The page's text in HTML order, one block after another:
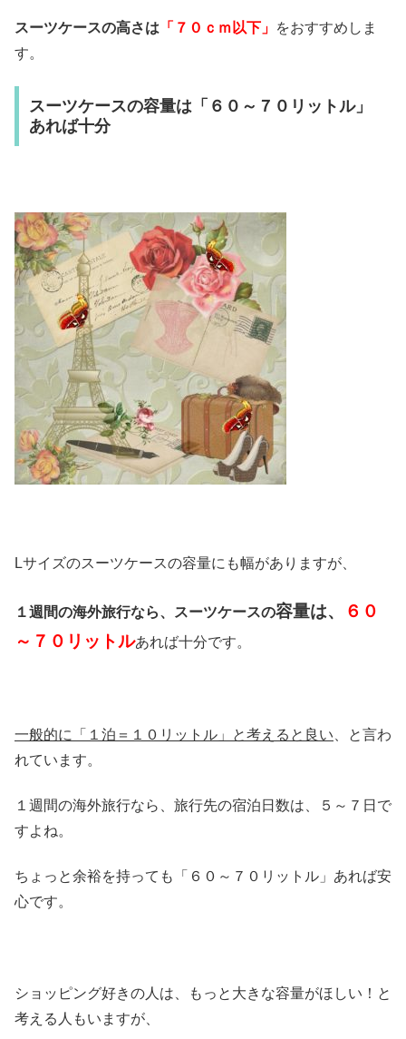
スーツケースの高さは 「７０ｃｍ以下」 をおすすめしま
す。
スーツケースの容量は「６０～７０リットル」
あれば十分
Lサイズのスーツケースの容量にも幅がありますが、
１週間の海外旅行なら、スーツケースの容量は、
６０
～７０リットルあれば十分です。
一般的に「１泊＝１０リットル」と考えると良い 、と言わ
れています。
１週間の海外旅行なら、旅行先の宿泊日数は、５～７日で
すよね。
ちょっと余裕を持っても「６０～７０リットル」あれば安
心です。
ショッピング好きの人は、もっと大きな容量がほしい！と
考える人もいますが、